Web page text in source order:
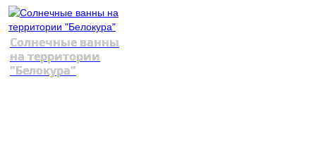
Солнечные ванны
на территории
"Белокура"